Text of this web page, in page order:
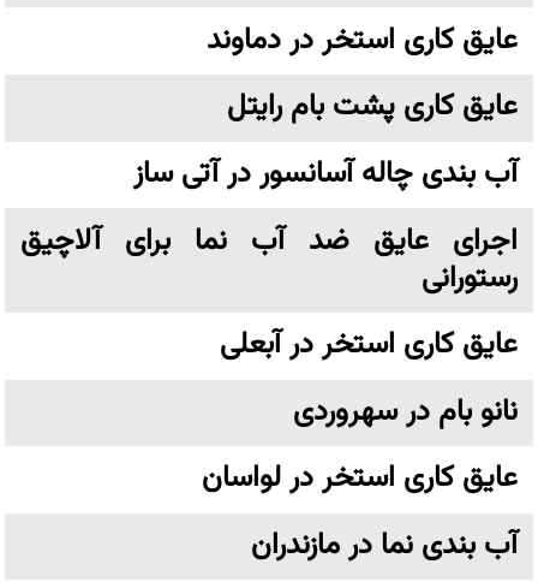
عایق کاری استخر در دماوند
عایق کاری پشت بام رایتل
آب بندی چاله آسانسور در آتی ساز
اجرای عایق ضد آب نما برای آلاچیق
رستورانی
عایق کاری استخر در آبعلی
نانو بام در سهروردی
عایق کاری استخر در لواسان
آب بندی نما در مازندران